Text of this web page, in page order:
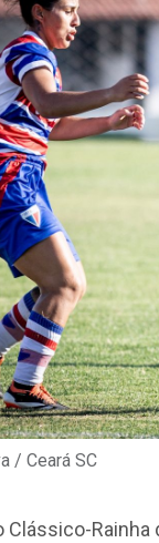
/ Ceará SC
Clássico-